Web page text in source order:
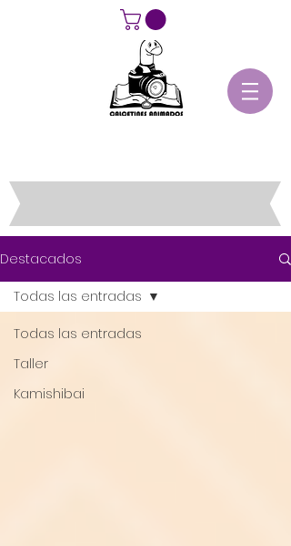
Destacados
Todas las entradas
Taller
Kamishibai
Todas las entradas